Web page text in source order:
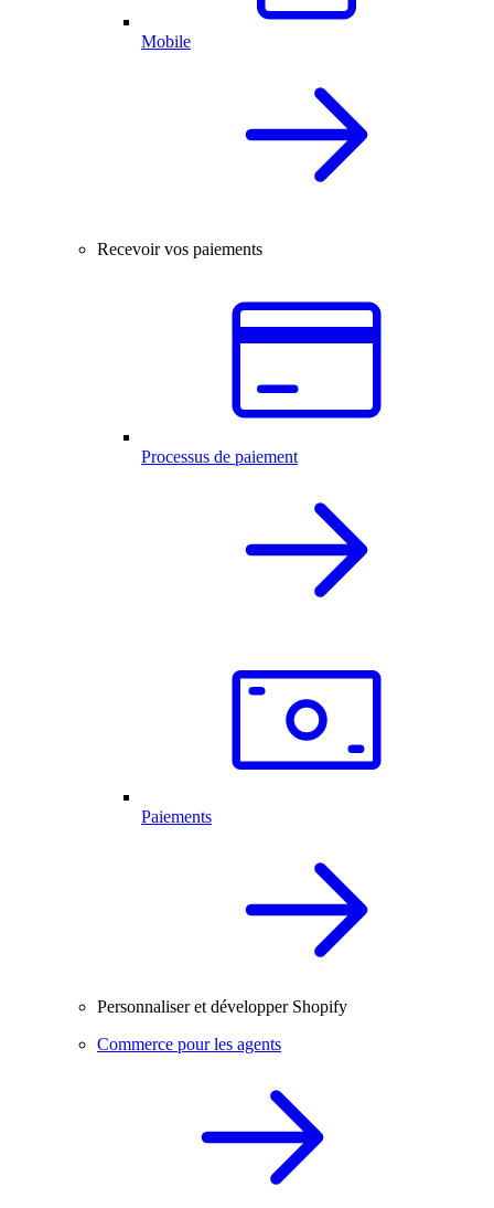
Mobile
Recevoir vos paiements
Processus de paiement
Paiements
Personnaliser et développer Shopify
Commerce pour les agents